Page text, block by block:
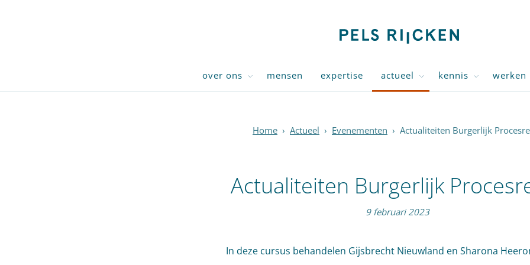
over ons mensen expertise actueel kennis werken
Home › Actueel › Evenementen › Actualiteiten Burgerlijk
Actualiteiten Burgerlijk
9 februari 2023
In deze cursus behandelen Gijsbrecht Nieuwland en Sharona